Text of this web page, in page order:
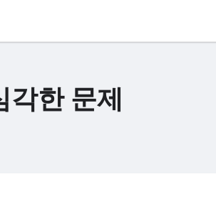
각한 문제